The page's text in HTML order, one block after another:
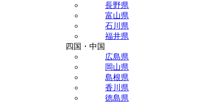
長野県
富山県
石川県
福井県
四国・中国
広島県
岡山県
島根県
香川県
徳島県